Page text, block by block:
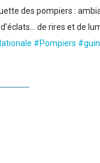
des pompiers :
de rires et de
#Pompiers